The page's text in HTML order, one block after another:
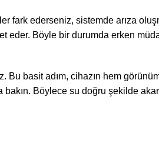
fark ederseniz, sistemde arıza
eder. Böyle bir durumda erken
Bu basit adım, cihazın hem
Böylece su doğru şekilde